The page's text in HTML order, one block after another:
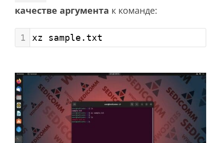
качестве аргумента к команде:
1 xz sample.txt